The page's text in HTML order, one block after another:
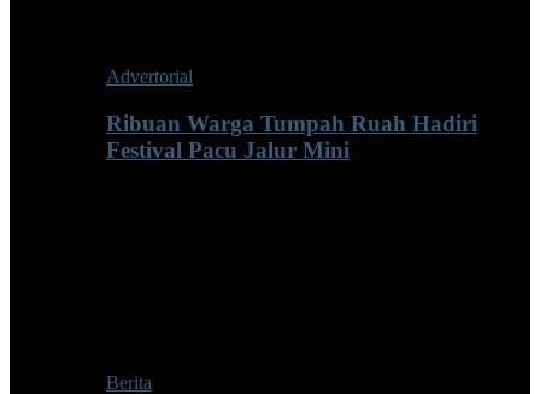
Advertorial
Ribuan Warga Tumpah Ruah Hadiri
Festival Pacu Jalur Mini
Berita